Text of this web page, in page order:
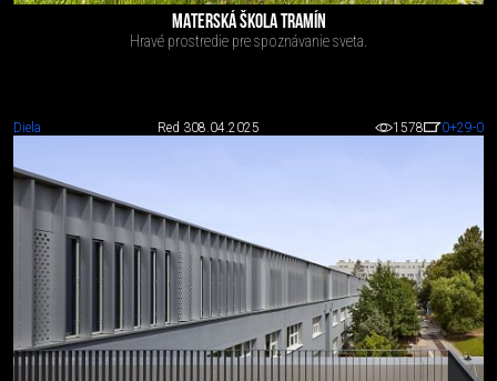
MATERSKÁ ŠKOLA TRAMÍN
Hravé prostredie pre spoznávanie sveta.
Diela Red 308.04.2025 1578 0+29-0